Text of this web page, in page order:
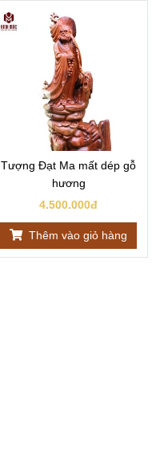
Tượng Đạt Ma mất dép gỗ
hương
4.500.000đ
Thêm vào giỏ hàng